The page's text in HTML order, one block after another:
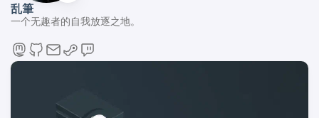
乱筆
一个无趣者的自我放逐之地。